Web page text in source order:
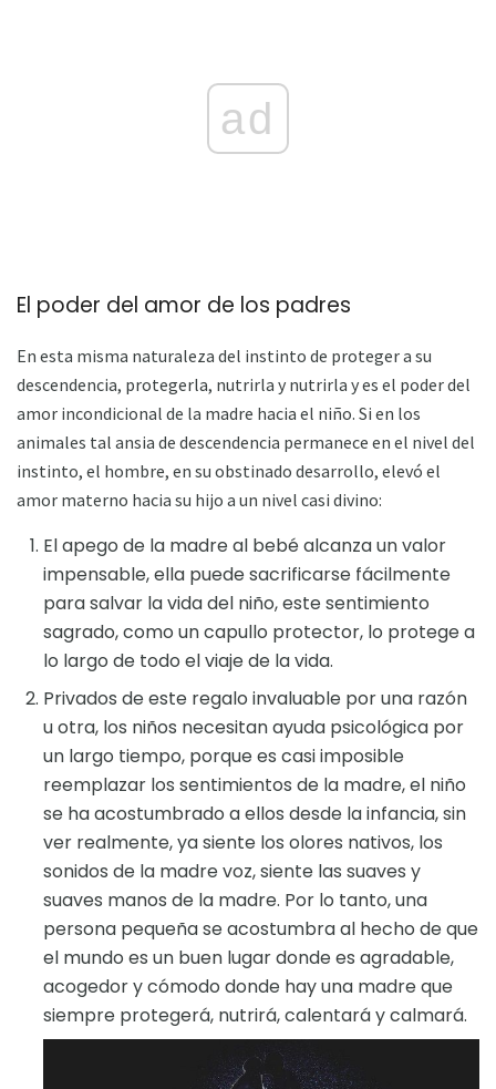
ad
El poder del amor de los padres
En esta misma naturaleza del instinto de proteger a su
descendencia, protegerla, nutrirla y nutrirla y es el poder del
amor incondicional de la madre hacia el niño. Si en los
animales tal ansia de descendencia permanece en el nivel del
instinto, el hombre, en su obstinado desarrollo, elevó el
amor materno hacia su hijo a un nivel casi divino:
El apego de la madre al bebé alcanza un valor
impensable, ella puede sacrificarse fácilmente
para salvar la vida del niño, este sentimiento
sagrado, como un capullo protector, lo protege a
lo largo de todo el viaje de la vida.
Privados de este regalo invaluable por una razón
u otra, los niños necesitan ayuda psicológica por
un largo tiempo, porque es casi imposible
reemplazar los sentimientos de la madre, el niño
se ha acostumbrado a ellos desde la infancia, sin
ver realmente, ya siente los olores nativos, los
sonidos de la madre voz, siente las suaves y
suaves manos de la madre. Por lo tanto, una
persona pequeña se acostumbra al hecho de que
el mundo es un buen lugar donde es agradable,
acogedor y cómodo donde hay una madre que
siempre protegerá, nutrirá, calentará y calmará.